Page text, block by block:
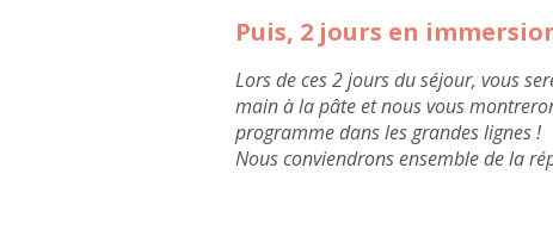
Puis, 2 jours en
Lors de ces 2 jours du séjour, vous
main à la pâte et nous vous
programme dans les grandes lignes !
Nous conviendrons ensemble de la